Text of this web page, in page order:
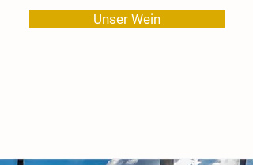
Unser Wein